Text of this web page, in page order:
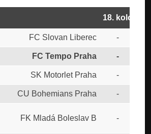
18. kolo
FC Slovan Liberec -
FC Tempo Praha -
SK Motorlet Praha -
CU Bohemians Praha -
FK Mladá Boleslav B -